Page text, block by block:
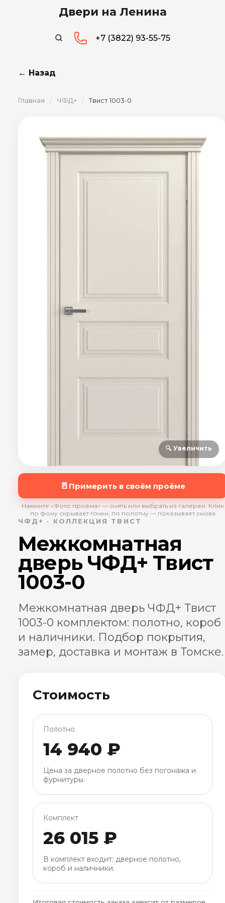
Двери на Ленина
+7 (3822) 93-55-75
← Назад
Главная / ЧФД+ / Твист 1003-0
🔍 Увеличить
🚪 Примерить в своём проёме
Нажмите «Фото проёма» — снять или выбрать из галереи. Клик
по фону скрывает точки, по полотну — показывает снова
ЧФД+ · КОЛЛЕКЦИЯ ТВИСТ
Межкомнатная
дверь ЧФД+ Твист
1003-0
Межкомнатная дверь ЧФД+ Твист
1003-0 комплектом: полотно, короб
и наличники. Подбор покрытия,
замер, доставка и монтаж в Томске.
Стоимость
Полотно
14 940 ₽
Цена за дверное полотно без погонажа и
фурнитуры.
Комплект
26 015 ₽
В комплект входит: дверное полотно,
короб и наличники.